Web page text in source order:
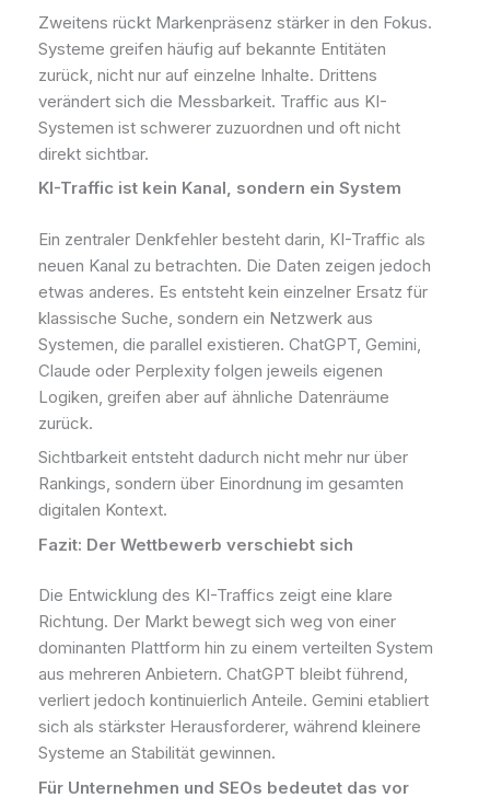
Zweitens rückt Markenpräsenz stärker in den Fokus.
Systeme greifen häufig auf bekannte Entitäten
zurück, nicht nur auf einzelne Inhalte. Drittens
verändert sich die Messbarkeit. Traffic aus KI-
Systemen ist schwerer zuzuordnen und oft nicht
direkt sichtbar.
KI-Traffic ist kein Kanal, sondern ein System
Ein zentraler Denkfehler besteht darin, KI-Traffic als
neuen Kanal zu betrachten. Die Daten zeigen jedoch
etwas anderes. Es entsteht kein einzelner Ersatz für
klassische Suche, sondern ein Netzwerk aus
Systemen, die parallel existieren. ChatGPT, Gemini,
Claude oder Perplexity folgen jeweils eigenen
Logiken, greifen aber auf ähnliche Datenräume
zurück.
Sichtbarkeit entsteht dadurch nicht mehr nur über
Rankings, sondern über Einordnung im gesamten
digitalen Kontext.
Fazit: Der Wettbewerb verschiebt sich
Die Entwicklung des KI-Traffics zeigt eine klare
Richtung. Der Markt bewegt sich weg von einer
dominanten Plattform hin zu einem verteilten System
aus mehreren Anbietern. ChatGPT bleibt führend,
verliert jedoch kontinuierlich Anteile. Gemini etabliert
sich als stärkster Herausforderer, während kleinere
Systeme an Stabilität gewinnen.
Für Unternehmen und SEOs bedeutet das vor